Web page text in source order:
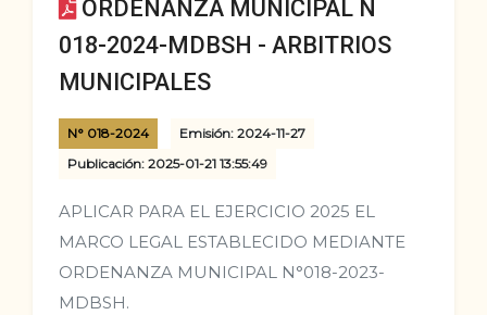
ORDENANZA MUNICIPAL N
018-2024-MDBSH - ARBITRIOS
MUNICIPALES
N° 018-2024
Emisión: 2024-11-27
Publicación: 2025-01-21 13:55:49
APLICAR PARA EL EJERCICIO 2025 EL
MARCO LEGAL ESTABLECIDO MEDIANTE
ORDENANZA MUNICIPAL N°018-2023-
MDBSH.